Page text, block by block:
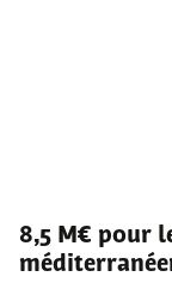
8,5 M€ pour